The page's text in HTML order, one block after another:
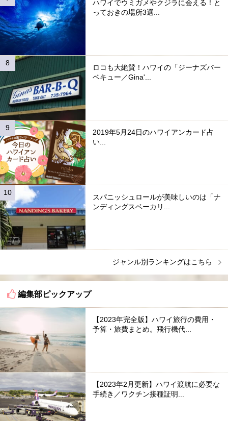
ハワイでウミガメやクジラに会える！と
っておきの場所3選...
ロコも大絶賛！ハワイの「ジーナズバー
ベキュー／Gina'...
2019年5月24日のハワイアンカード占
い...
スパニッシュロールが美味しいのは「ナ
ンディングスベーカリ...
ジャンル別ランキングはこちら
編集部ピックアップ
【2023年完全版】ハワイ旅行の費用・
予算・旅費まとめ。飛行機代...
【2023年2月更新】ハワイ渡航に必要な
手続き／ワクチン接種証明...